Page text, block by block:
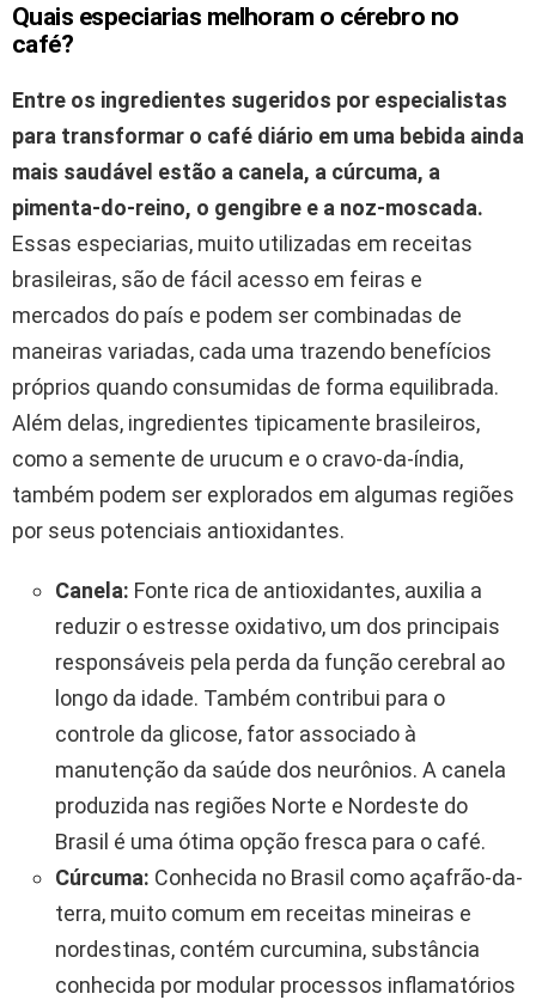
Quais especiarias melhoram o cérebro no
café?
Entre os ingredientes sugeridos por especialistas
para transformar o café diário em uma bebida ainda
mais saudável estão a canela, a cúrcuma, a
pimenta-do-reino, o gengibre e a noz-moscada.
Essas especiarias, muito utilizadas em receitas
brasileiras, são de fácil acesso em feiras e
mercados do país e podem ser combinadas de
maneiras variadas, cada uma trazendo benefícios
próprios quando consumidas de forma equilibrada.
Além delas, ingredientes tipicamente brasileiros,
como a semente de urucum e o cravo-da-índia,
também podem ser explorados em algumas regiões
por seus potenciais antioxidantes.
Canela: Fonte rica de antioxidantes, auxilia a
reduzir o estresse oxidativo, um dos principais
responsáveis pela perda da função cerebral ao
longo da idade. Também contribui para o
controle da glicose, fator associado à
manutenção da saúde dos neurônios. A canela
produzida nas regiões Norte e Nordeste do
Brasil é uma ótima opção fresca para o café.
Cúrcuma: Conhecida no Brasil como açafrão-da-
terra, muito comum em receitas mineiras e
nordestinas, contém curcumina, substância
conhecida por modular processos inflamatórios